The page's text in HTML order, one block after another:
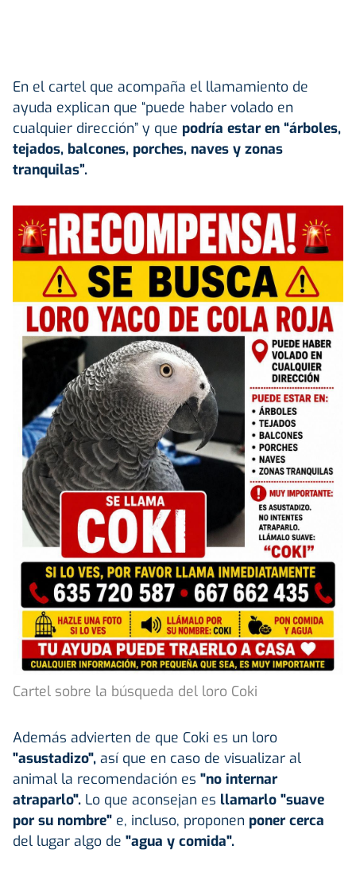
En el cartel que acompaña el llamamiento de
ayuda explican que “puede haber volado en
cualquier dirección” y que podría estar en “árboles,
tejados, balcones, porches, naves y zonas
tranquilas”.
Cartel sobre la búsqueda del loro Coki
Además advierten de que Coki es un loro
"asustadizo", así que en caso de visualizar al
animal la recomendación es "no internar
atraparlo". Lo que aconsejan es llamarlo "suave
por su nombre" e, incluso, proponen poner cerca
del lugar algo de "agua y comida".